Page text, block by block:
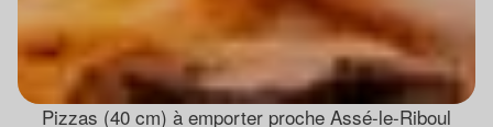
Pizzas (40 cm) à emporter proche Assé-le-Riboul